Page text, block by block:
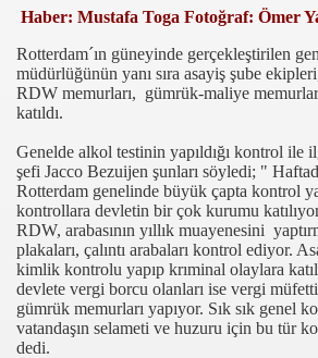
Haber: Mustafa Toga Fotoğraf: Ömer
Rotterdam´ın güneyinde gerçekleştirilen
müdürlüğünün yanı sıra asayiş şube
RDW memurları, gümrük-maliye
katıldı.
Genelde alkol testinin yapıldığı kontrol ile
şefi Jacco Bezuijen şunları söyledi; "
Rotterdam genelinde büyük çapta kontrol
kontrollara devletin bir çok kurumu
RDW, arabasının yıllık muayenesini
plakaları, çalıntı arabaları kontrol ediyor.
kimlik kontrolu yapıp krıminal olaylara
devlete vergi borcu olanları ise vergi
gümrük memurları yapıyor. Sık sık genel
vatandaşın selameti ve huzuru için bu tür
dedi.